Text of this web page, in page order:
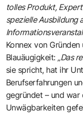
tolles Produkt,
spezielle Ausbildung
Konnex von
Blauäugigkeit: „Das
sie spricht, hat ihr
Berufserfahrungen
gegründet – und war
Unwägbarkeiten